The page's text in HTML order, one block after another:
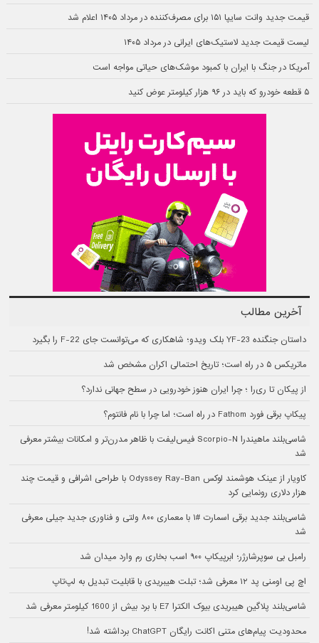
قیمت جدید وانت سایپا ۱۵۱ برای مصرف‌کننده در مرداد ۱۴۰۵ اعلام شد
لیست قیمت جدید لاستیک‌های ایرانی در مرداد ۱۴۰۵
آمریکا در جنگ با ایران با کمبود موشک‌های حیاتی مواجه است
۵ قطعه خودرو که باید در ۹۶ هزار کیلومتر عوض کنید
آخرین مطالب
داستان جنگنده YF-23 بلک ویدو؛ شاهکاری که می‌توانست جای F-22 را بگیرد
ماتریکس ۵ در راه است؛ تاریخ احتمالی اکران مشخص شد
از پیکان تا ری‌را ؛ چرا ایران هنوز خودرویی در سطح جهانی ندارد؟
پیکاپ برقی فورد Fathom در راه است؛ اما چرا با نام فانتوم؟
شاسی‌بلند ماهیندرا Scorpio-N فیس‌لیفت با ظاهر مدرن‌تر و امکانات بیشتر معرفی
شد
کاویار از عینک هوشمند لوکس Odyssey Ray-Ban با طراحی اشرافی و قیمت چند
هزار دلاری رونمایی کرد
شاسی‌بلند جدید برقی اسمارت #۱ با معماری ۸۰۰ ولتی و فناوری جدید جیلی معرفی
شد
رامبل بی سوپرشارژر؛ ابرپیکاپ ۹۰۰ اسب بخاری رم وارد میدان شد
اچ پی اومنی پد ۱۲ معرفی شد؛ تبلت هیبریدی با قابلیت تبدیل به لپ‌تاپ
شاسی‌بلند پلاگین هیبریدی بیوک الکترا E7 با برد بیش از 1600 کیلومتر معرفی شد
محدودیت پیام‌های متنی اکانت رایگان ChatGPT برداشته شد!